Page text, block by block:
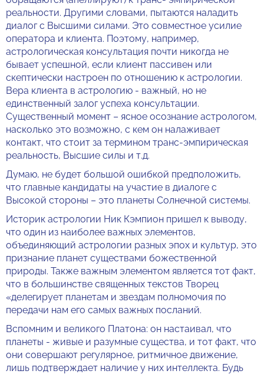
реальности. Другими словами, пытаются наладить
диалог с Высшими силами. Это совместное усилие
оператора и клиента. Поэтому, например,
астрологическая консультация почти никогда не
бывает успешной, если клиент пассивен или
скептически настроен по отношению к астрологии.
Вера клиента в астрологию - важный, но не
единственный залог успеха консультации.
Существенный момент – ясное осознание астрологом,
насколько это возможно, с кем он налаживает
контакт, что стоит за термином транс-эмпирическая
реальность, Высшие силы и т.д.
Думаю, не будет большой ошибкой предположить,
что главные кандидаты на участие в диалоге с
Высокой стороны – это планеты Солнечной системы.
Историк астрологии Ник Кэмпион пришел к выводу,
что один из наиболее важных элементов,
объединяющий астрологии разных эпох и культур, это
признание планет существами божественной
природы. Также важным элементом является тот факт,
что в большинстве священных текстов Творец
«делегирует планетам и звездам полномочия по
передачи нам его самых важных посланий.
Вспомним и великого Платона: он настаивал, что
планеты - живые и разумные существа, и тот факт, что
они совершают регулярное, ритмичное движение,
лишь подтверждает наличие у них интеллекта. Будь